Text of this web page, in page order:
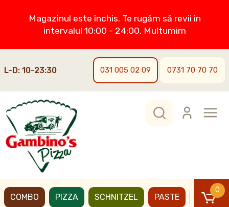
Magazinul este închis. Te rugăm să revii în
intervalul 10:00 - 24:00. Multumim
L-D: 10-23:30 031 005 02 09 0731 70 70 70
COMBO PIZZA SCHNITZEL PASTE BURGERI
0